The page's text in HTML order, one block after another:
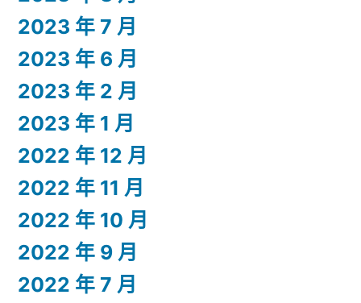
2023 年 7 月
2023 年 6 月
2023 年 2 月
2023 年 1 月
2022 年 12 月
2022 年 11 月
2022 年 10 月
2022 年 9 月
2022 年 7 月